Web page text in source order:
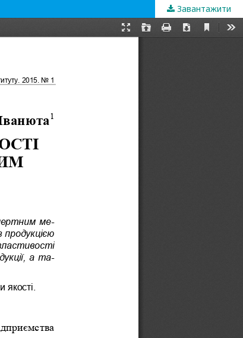
Завантажити